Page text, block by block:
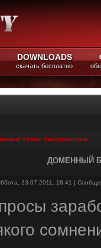
DOWNLOADS
скачать бесплатно
бизнес: Киберсквоттинг.
ДОМЕННЫЙ
23.07.2011, 18:41 |